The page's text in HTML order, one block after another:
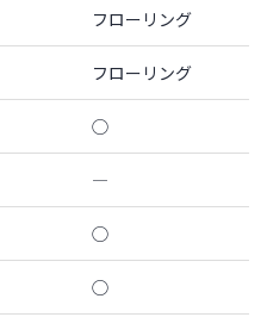
フローリング
フローリング
◯
―
◯
◯